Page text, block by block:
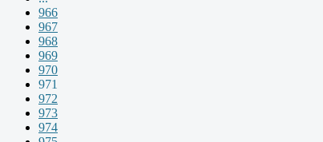
966
967
968
969
970
971
972
973
974